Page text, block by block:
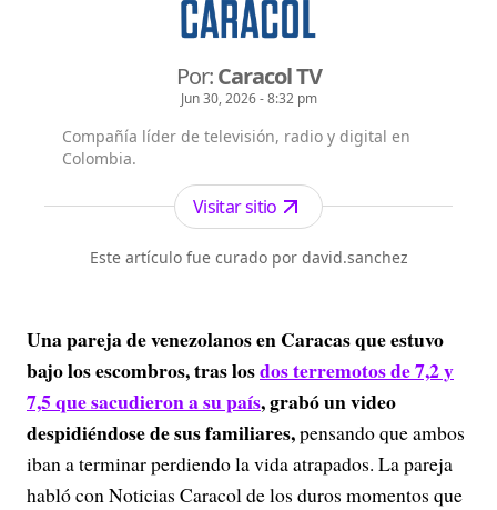
Por:Caracol TV
Jun 30, 2026 - 8:32 pm
Compañía líder de televisión, radio y digital en
Colombia.
Visitar sitio
Este artículo fue curado por david.sanchez
Una pareja de venezolanos en Caracas que estuvo
bajo los escombros, tras losdos terremotos de 7,2 y
7,5 que sacudieron a su país, grabó un video
despidiéndose de sus familiares,pensando que ambos
iban a terminar perdiendo la vida atrapados. La pareja
habló con Noticias Caracol de los duros momentos que